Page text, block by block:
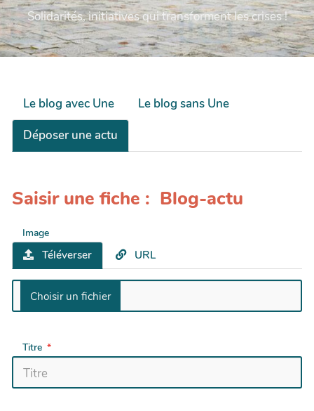
Solidarités, initiatives qui transforment les crises !
Le blog avec Une
Le blog sans Une
Déposer une actu
Saisir une fiche : Blog-actu
Image
Téléverser URL
Titre